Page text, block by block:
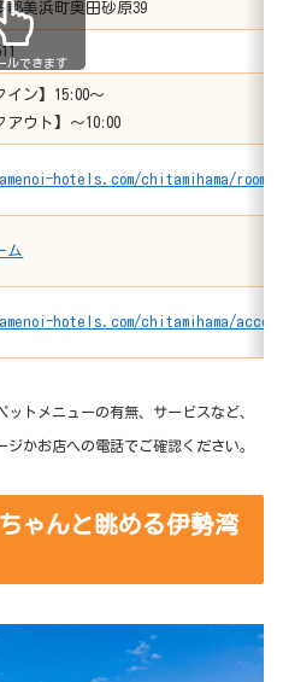
郡美浜町奥田砂原39
イン】15:00〜
アウト】〜10:00
hotels.com/chitamihama/room/
ム
hotels.com/chitamihama/
ルできます
トメニューの有無、サービスなど、
かお店への電話でご確認ください。
ゃんと眺める伊勢湾